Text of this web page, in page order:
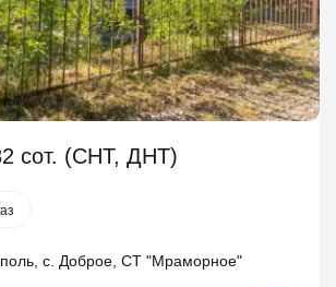
сот. (СНТ, ДНТ)
с. Доброе, СТ "Мраморное"